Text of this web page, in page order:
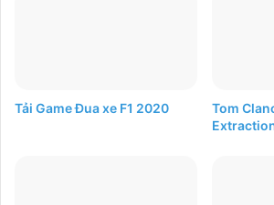
Tải Game Đua xe F1 2020
Tom